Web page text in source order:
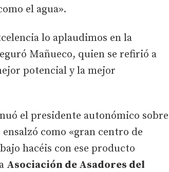
el agua».
lo aplaudimos en la
Mañueco, quien se refirió a
potencial y la mejor
el presidente autonómico sobre
como «gran centro de
hacéis con ese producto
Asociación de Asadores del